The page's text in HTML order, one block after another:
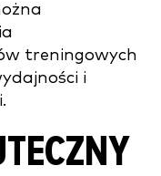
treningowych
i